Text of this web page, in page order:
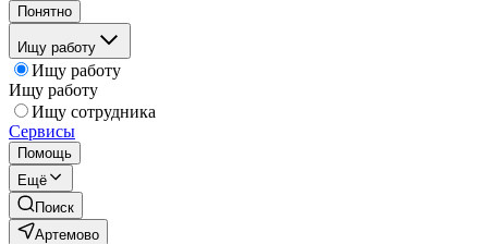
Понятно
Ищу работу
Ищу работу
Ищу работу
Ищу сотрудника
Сервисы
Помощь
Ещё
Поиск
Артемово